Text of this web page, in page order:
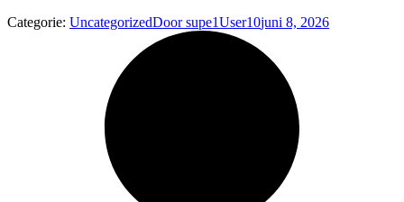
Categorie: UncategorizedDoorsupe1User10juni 8, 2026